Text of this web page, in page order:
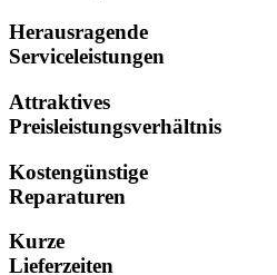
Herausragende
Serviceleistungen
Attraktives
Preisleistungsverhältnis
Kostengünstige
Reparaturen
Kurze
Lieferzeiten